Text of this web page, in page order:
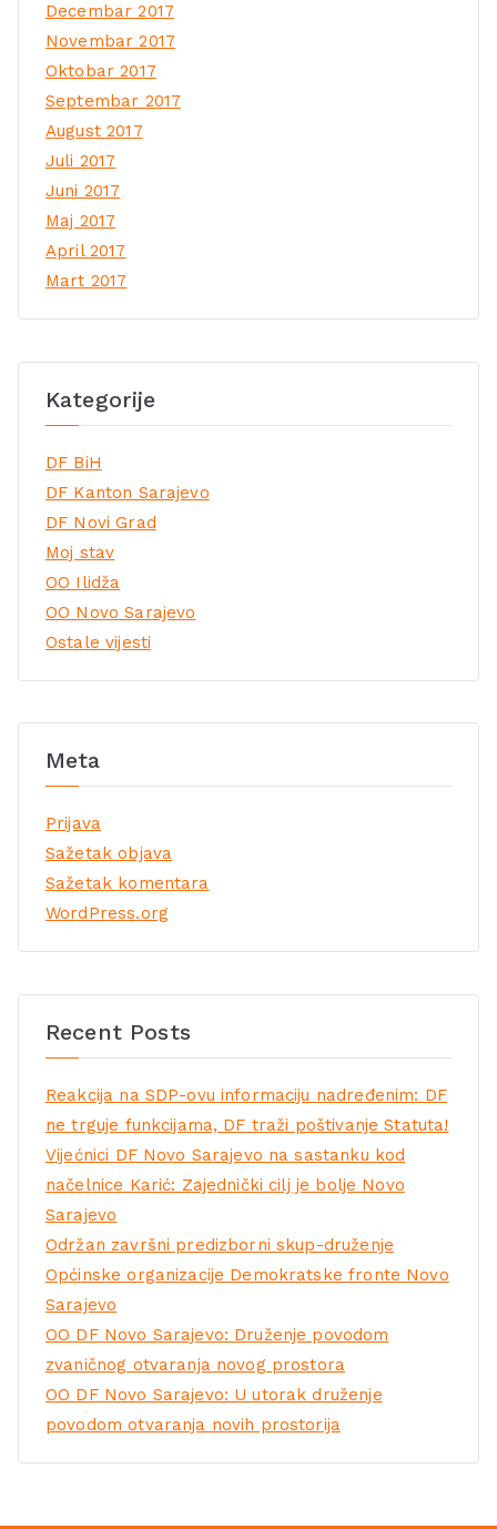
Decembar 2017
Novembar 2017
Oktobar 2017
Septembar 2017
August 2017
Juli 2017
Juni 2017
Maj 2017
April 2017
Mart 2017
Kategorije
DF BiH
DF Kanton Sarajevo
DF Novi Grad
Moj stav
OO Ilidža
OO Novo Sarajevo
Ostale vijesti
Meta
Prijava
Sažetak objava
Sažetak komentara
WordPress.org
Recent Posts
Reakcija na SDP-ovu informaciju nadređenim: DF
ne trguje funkcijama, DF traži poštivanje Statuta!
Vijećnici DF Novo Sarajevo na sastanku kod
načelnice Karić: Zajednički cilj je bolje Novo
Sarajevo
Održan završni predizborni skup-druženje
Općinske organizacije Demokratske fronte Novo
Sarajevo
OO DF Novo Sarajevo: Druženje povodom
zvaničnog otvaranja novog prostora
OO DF Novo Sarajevo: U utorak druženje
povodom otvaranja novih prostorija